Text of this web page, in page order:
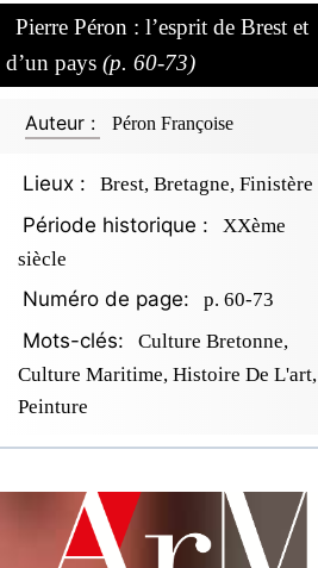
Pierre Péron : l’esprit de Brest et
d’un pays (p. 60-73)
Auteur : Péron Françoise
Lieux : Brest, Bretagne, Finistère
Période historique :
XXème
siècle
Numéro de page: p. 60-73
Mots-clés:
Culture Bretonne,
Culture Maritime, Histoire De L'art,
Peinture